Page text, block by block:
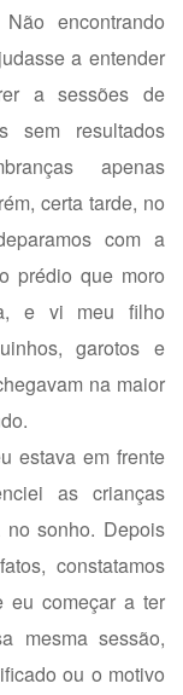
encontrando
a entender
a sessões de
sem resultados
apenas
certa tarde, no
com a
prédio que moro
e vi meu filho
garotos e
na maior
estava em frente
as crianças
sonho. Depois
constatamos
eu começar a ter
mesma sessão,
ou o motivo